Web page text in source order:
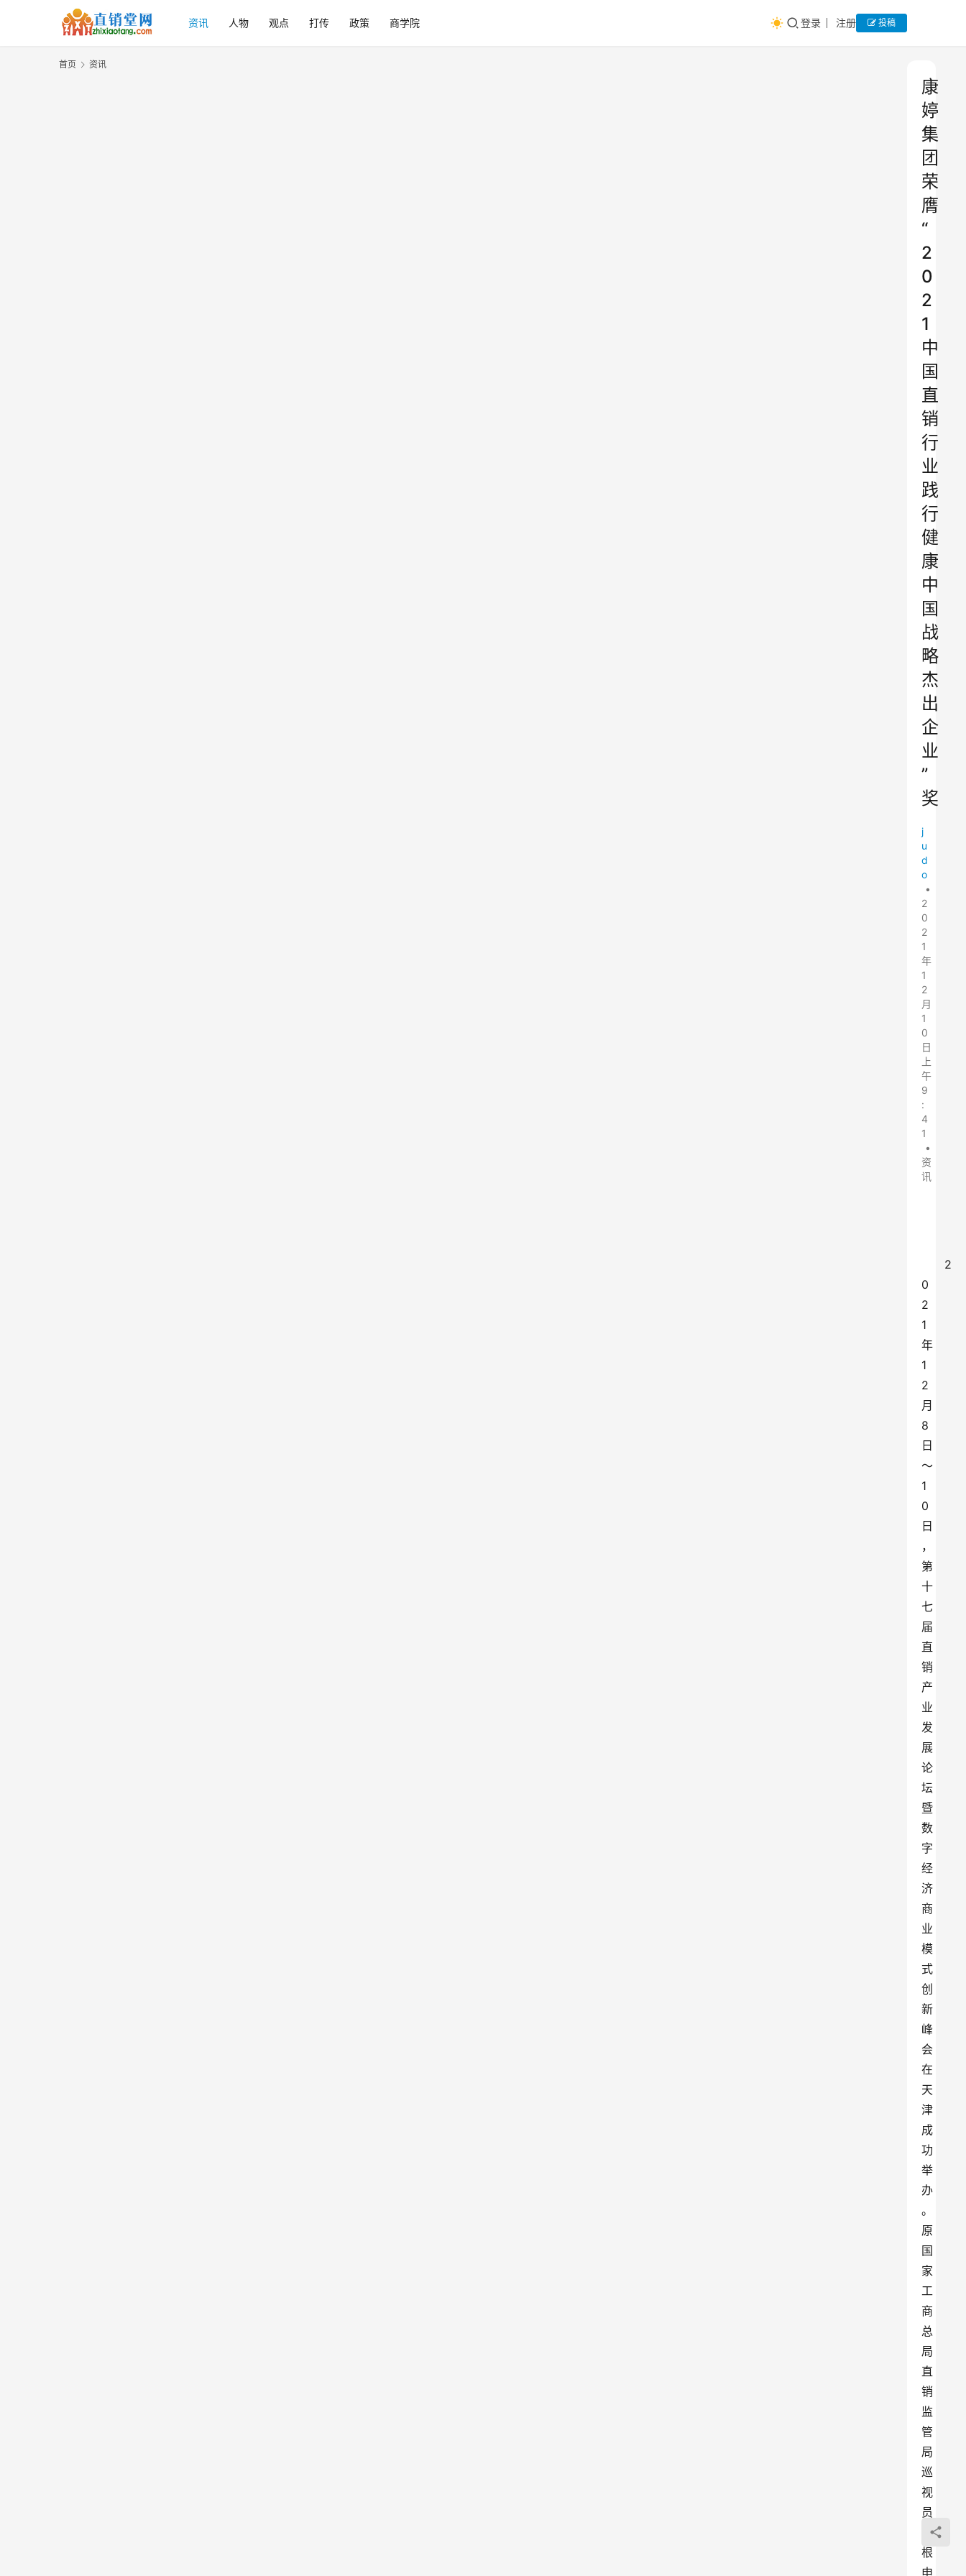
资讯 人物 观点 打传 政策 商学院 登录 注册 投稿
首页 资讯
康
婷
集
团
荣
膺
“
2
0
2
1
中
国
直
销
行
业
践
行
健
康
中
国
战
略
杰
出
企
业
”
奖
j
u
d
o
•
2
0
2
1
年
1
2
月
1
0
日
上
午
9
:
4
1
•
资
讯
2
0
2
1
年
1
2
月
8
日
～
1
0
日
，
第
十
七
届
直
销
产
业
发
展
论
坛
暨
数
字
经
济
商
业
模
式
创
新
峰
会
在
天
津
成
功
举
办
。
原
国
家
工
商
总
局
直
销
监
管
局
巡
视
员
沈
根
申